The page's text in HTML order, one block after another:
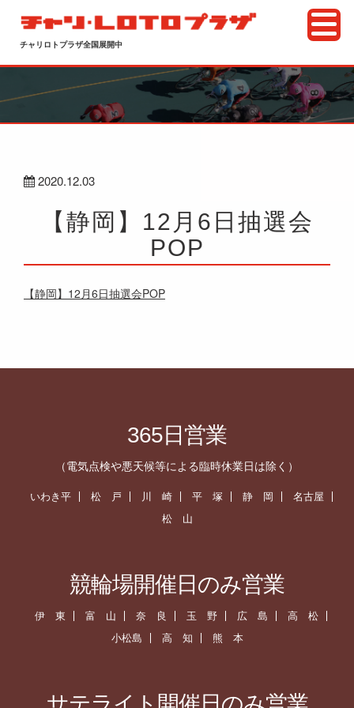
チャリロトプラザ全国展開中
2020.12.03
【静岡】12月6日抽選会
POP
【静岡】12月6日抽選会POP
365日営業
（電気点検や悪天候等による臨時休業日は除く）
いわき平 松 戸 川 崎 平 塚 静 岡
名古屋
松 山
競輪場開催日のみ営業
伊 東 富 山 奈 良 玉 野 広 島
高 松
小松島
高 知 熊 本